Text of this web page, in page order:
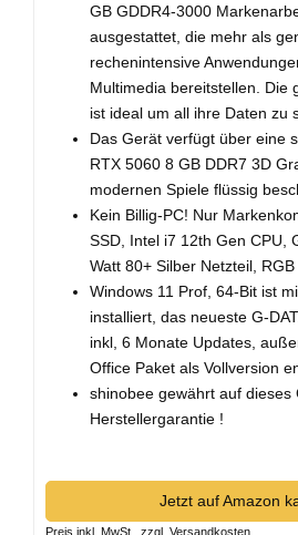
GB GDDR4-3000
ausgestattet, die mehr als
rechenintensive
Multimedia bereitstellen. Die
ist ideal um all ihre Daten zu
Das Gerät verfügt über eine
RTX 5060 8 GB DDR7 3D
modernen Spiele flüssig
Kein Billig-PC! Nur
SSD, Intel i7 12th Gen CPU,
Watt 80+ Silber Netzteil,
Windows 11 Prof, 64-Bit ist
installiert, das neueste G-
inkl, 6 Monate Updates,
Office Paket als Vollversion
shinobee gewährt auf dieses
Herstellergarantie !
Jetzt auf Amazon
Preis inkl. MwSt., zzgl. Versandkosten